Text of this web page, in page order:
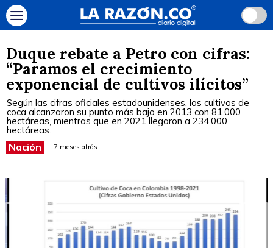
Duque rebate a Petro con cifras:
“Paramos el crecimiento
exponencial de cultivos ilícitos”
Según las cifras oficiales estadounidenses, los cultivos de
coca alcanzaron su punto más bajo en 2013 con 81.000
hectáreas, mientras que en 2021 llegaron a 234.000
hectáreas.
Nación 7 meses atrás